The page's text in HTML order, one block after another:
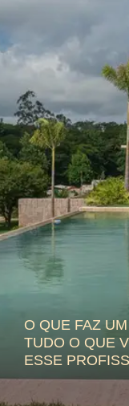
O QUE FAZ
TUDO O QUE
ESSE